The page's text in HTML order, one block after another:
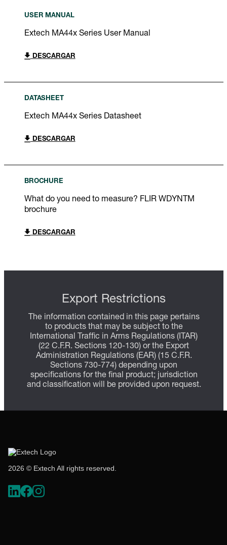
USER MANUAL
Extech MA44x Series User Manual
DESCARGAR
DATASHEET
Extech MA44x Series Datasheet
DESCARGAR
BROCHURE
What do you need to measure? FLIR WDYNTM
brochure
DESCARGAR
Export Restrictions
The information contained in this page pertains
to products that may be subject to the
International Traffic in Arms Regulations (ITAR)
(22 C.F.R. Sections 120-130) or the Export
Administration Regulations (EAR) (15 C.F.R.
Sections 730-774) depending upon
specifications for the final product; jurisdiction
and classification will be provided upon request.
2026 © Extech All rights reserved.